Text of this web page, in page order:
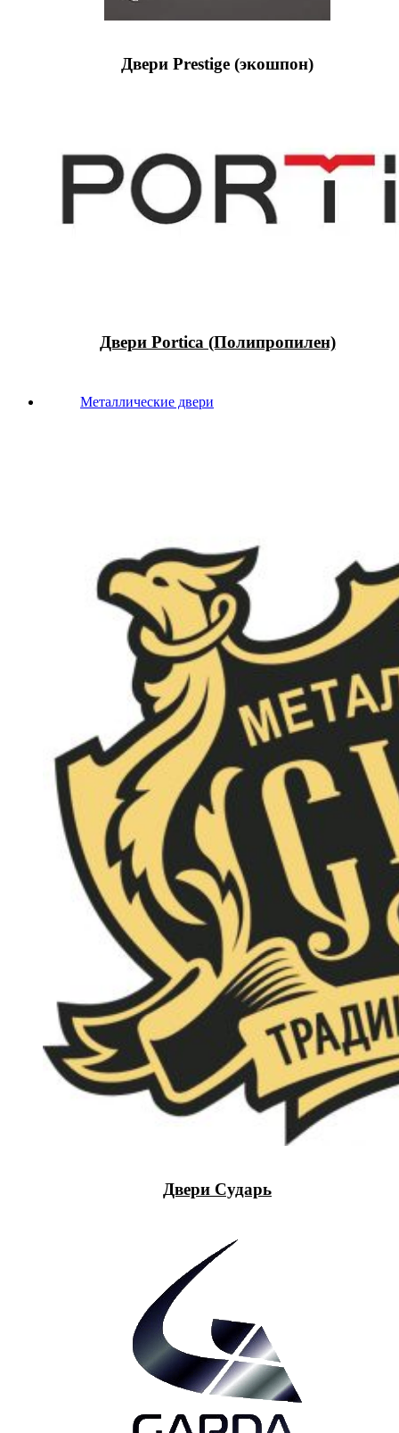
Двери Prestige (экошпон)
Двери Portica (Полипропилен)
Металлические двери
Двери Сударь